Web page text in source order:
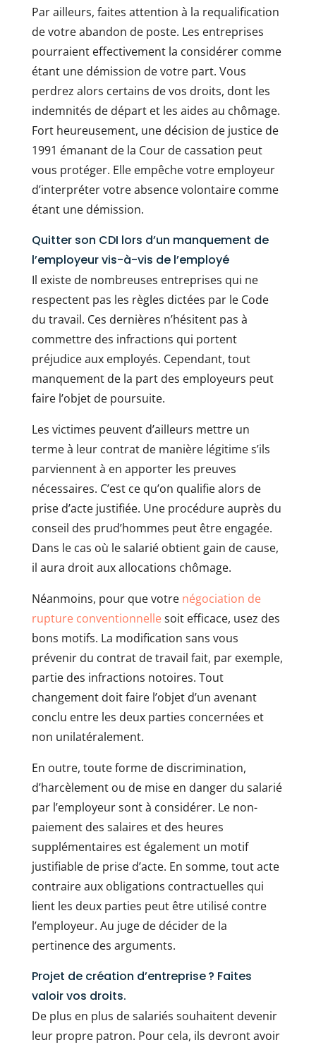
Par ailleurs, faites attention à la requalification
de votre abandon de poste. Les entreprises
pourraient effectivement la considérer comme
étant une démission de votre part. Vous
perdrez alors certains de vos droits, dont les
indemnités de départ et les aides au chômage.
Fort heureusement, une décision de justice de
1991 émanant de la Cour de cassation peut
vous protéger. Elle empêche votre employeur
d’interpréter votre absence volontaire comme
étant une démission.
Quitter son CDI lors d’un manquement de
l’employeur vis-à-vis de l’employé
Il existe de nombreuses entreprises qui ne
respectent pas les règles dictées par le Code
du travail. Ces dernières n’hésitent pas à
commettre des infractions qui portent
préjudice aux employés. Cependant, tout
manquement de la part des employeurs peut
faire l’objet de poursuite.
Les victimes peuvent d’ailleurs mettre un
terme à leur contrat de manière légitime s’ils
parviennent à en apporter les preuves
nécessaires. C’est ce qu’on qualifie alors de
prise d’acte justifiée. Une procédure auprès du
conseil des prud’hommes peut être engagée.
Dans le cas où le salarié obtient gain de cause,
il aura droit aux allocations chômage.
Néanmoins, pour que votre négociation de
rupture conventionnellesoit efficace, usez des
bons motifs. La modification sans vous
prévenir du contrat de travail fait, par exemple,
partie des infractions notoires. Tout
changement doit faire l’objet d’un avenant
conclu entre les deux parties concernées et
non unilatéralement.
En outre, toute forme de discrimination,
d’harcèlement ou de mise en danger du salarié
par l’employeur sont à considérer. Le non-
paiement des salaires et des heures
supplémentaires est également un motif
justifiable de prise d’acte. En somme, tout acte
contraire aux obligations contractuelles qui
lient les deux parties peut être utilisé contre
l’employeur. Au juge de décider de la
pertinence des arguments.
Projet de création d’entreprise ? Faites
valoir vos droits.
De plus en plus de salariés souhaitent devenir
leur propre patron. Pour cela, ils devront avoir